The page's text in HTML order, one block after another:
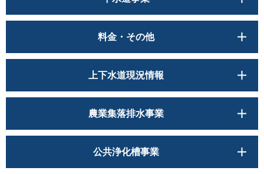
料金・その他
上下水道現況情報
農業集落排水事業
公共浄化槽事業